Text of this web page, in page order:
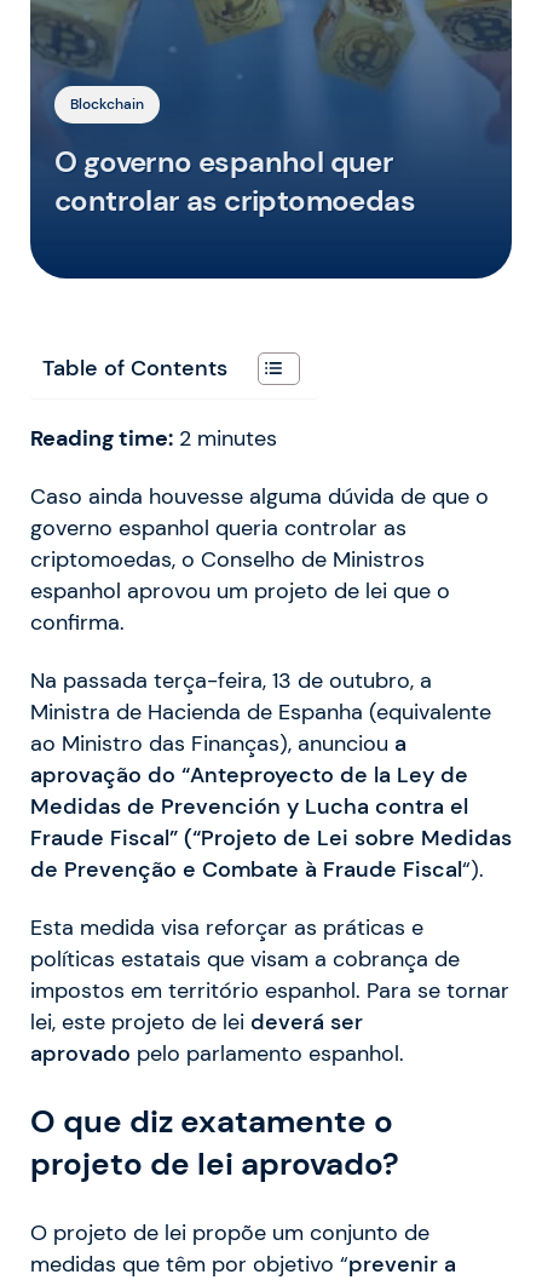
Blockchain
O governo espanhol quer
controlar as criptomoedas
Table of Contents
Reading time: 2 minutes
Caso ainda houvesse alguma dúvida de que o
governo espanhol queria controlar as
criptomoedas, o Conselho de Ministros
espanhol aprovou um projeto de lei que o
confirma.
Na passada terça-feira, 13 de outubro, a
Ministra de Hacienda de Espanha (equivalente
ao Ministro das Finanças), anunciou a
aprovação do “Anteproyecto de la Ley de
Medidas de Prevención y Lucha contra el
Fraude Fiscal” (“Projeto de Lei sobre Medidas
de Prevenção e Combate à Fraude Fiscal“).
Esta medida visa reforçar as práticas e
políticas estatais que visam a cobrança de
impostos em território espanhol. Para se tornar
lei, este projeto de lei deverá ser
aprovado pelo parlamento espanhol.
O que diz exatamente o
projeto de lei aprovado?
O projeto de lei propõe um conjunto de
medidas que têm por objetivo “prevenir a